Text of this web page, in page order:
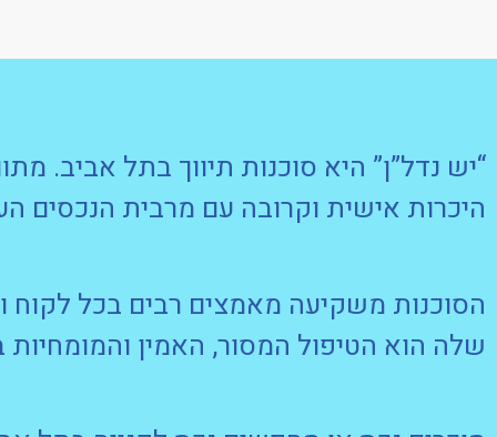
“יש נדל”ן” היא סוכנות תיווך בתל אביב.
היכרות אישית וקרובה עם מרבית הנכסים
הסוכנות משקיעה מאמצים רבים בכל לקוח
שלה הוא הטיפול המסור, האמין והמומחיות